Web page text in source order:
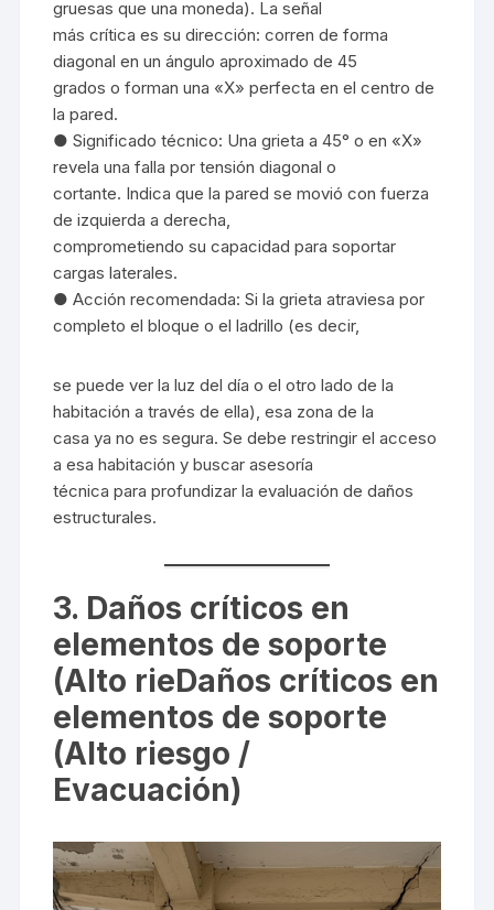
gruesas que una moneda). La señal
más crítica es su dirección: corren de forma
diagonal en un ángulo aproximado de 45
grados o forman una «X» perfecta en el centro de
la pared.
● Significado técnico: Una grieta a 45° o en «X»
revela una falla por tensión diagonal o
cortante. Indica que la pared se movió con fuerza
de izquierda a derecha,
comprometiendo su capacidad para soportar
cargas laterales.
● Acción recomendada: Si la grieta atraviesa por
completo el bloque o el ladrillo (es decir,
se puede ver la luz del día o el otro lado de la
habitación a través de ella), esa zona de la
casa ya no es segura. Se debe restringir el acceso
a esa habitación y buscar asesoría
técnica para profundizar la evaluación de daños
estructurales.
3. Daños críticos en
elementos de soporte
(Alto rieDaños críticos en
elementos de soporte
(Alto riesgo /
Evacuación)